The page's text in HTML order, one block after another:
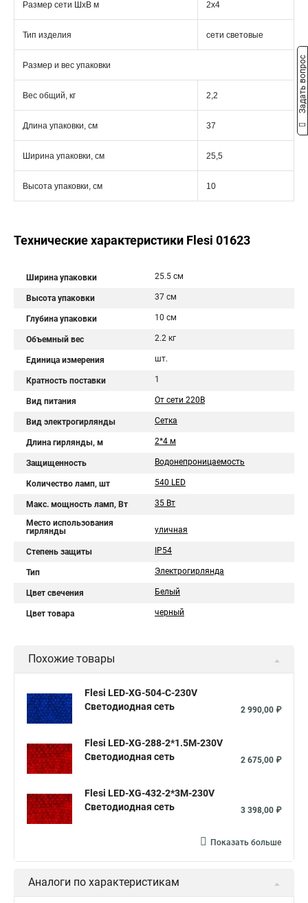
Размер сети ШхВ м 2х4
Тип изделия сети световые
Размер и вес упаковки
Вес общий, кг 2,2
Длина упаковки, см 37
Ширина упаковки, см 25,5
Высота упаковки, см 10
Технические характеристики Flesi 01623
Ширина упаковки 25.5 см
Высота упаковки 37 см
Глубина упаковки 10 см
Объемный вес 2.2 кг
Единица измерения шт.
Кратность поставки 1
Вид питания От сети 220В
Вид электрогирлянды Сетка
Длина гирлянды, м 2*4 м
Защищенность Водонепроницаемость
Количество ламп, шт 540 LED
Макс. мощность ламп, Вт 35 Вт
Место использования
гирлянды
уличная
Степень защиты IP54
Тип Электрогирлянда
Цвет свечения Белый
Цвет товара черный
Похожие товары
Flesi LED-XG-504-C-230V
Светодиодная сеть
2 990,00 ₽
Flesi LED-XG-288-2*1.5M-230V
Светодиодная сеть
2 675,00 ₽
Flesi LED-XG-432-2*3M-230V
Светодиодная сеть
3 398,00 ₽
Показать больше
Аналоги по характеристикам
Задать вопрос